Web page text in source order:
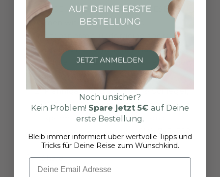
TESE versus conventional TESE for
men with nonobstructive
azoospermia undergoing sperm
retrieval. International braz j urol :
official journal of the Brazilian Society
of Urology, 48(3), 569–578.
Flannigan, R., Bach, P. V., & Schlegel,
P. N. (2017).Microdissection testicular
sperm extraction. Translational
Share
Noch unsicher?
Kein Problem! Spare jetzt 5€ auf Deine
erste Bestellung.
Bleib immer informiert über wertvolle Tipps und
Tricks für Deine Reise zum Wunschkind.
Email